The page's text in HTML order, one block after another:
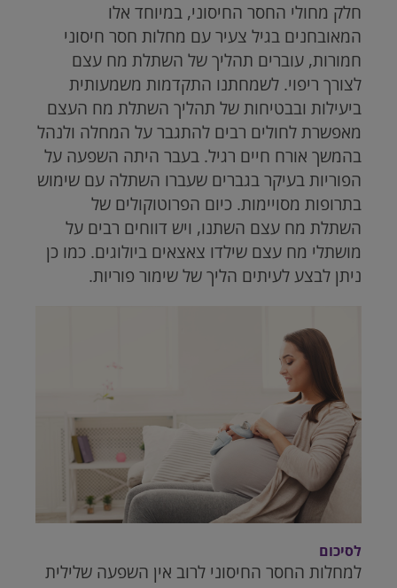
חלק מחולי החסר החיסוני, במיוחד אלו
המאובחנים בגיל צעיר עם מחלות חסר חיסוני
חמורות, עוברים תהליך של השתלת מח עצם
לצורך ריפוי. לשמחתנו התקדמות משמעותית
ביעילות ובבטיחות של תהליך השתלת מח העצם
מאפשרת לחולים רבים להתגבר על המחלה ולנהל
בהמשך אורח חיים רגיל. בעבר היתה השפעה על
הפוריות בעיקר בגברים שעברו השתלה עם שימוש
בתרופות מסויימות. כיום הפרוטוקולים של
השתלת מח עצם השתנו, ויש דווחים רבים על
מושתלי מח עצם שילדו צאצאים ביולוגים. כמו כן
ניתן לבצע לעיתים הליך של שימור פוריות.
לסיכום
למחלות החסר החיסוני לרוב אין השפעה שלילית